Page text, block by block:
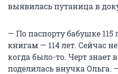
выявилась путаница в
— По паспорту бабушке
книгам — 114 лет. Сейчас
когда было-то. Черт знает
поделилась внучка Ольга.